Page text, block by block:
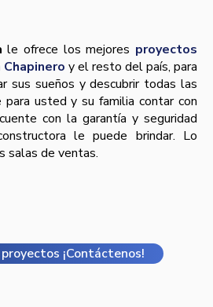
le ofrece los mejores proyectos
y el resto del país, para
sus sueños y descubrir todas las
usted y su familia contar con
con la garantía y seguridad
le puede brindar. Lo
salas de ventas.
¡Contáctenos!